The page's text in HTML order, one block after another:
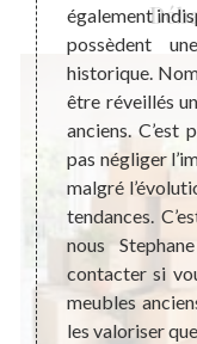
pour
de
à
ces
la
car il
également
possèdent
historique.
être réveillés
anciens. C’est
pas négliger
malgré
tendances.
nous
contacter si
meubles
les valoriser